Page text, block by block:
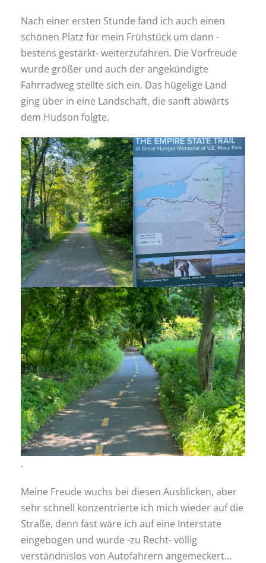
Nach einer ersten Stunde fand ich auch einen
schönen Platz für mein Frühstück um dann -
bestens gestärkt- weiterzufahren. Die Vorfreude
wurde größer und auch der angekündigte
Fahrradweg stellte sich ein. Das hügelige Land
ging über in eine Landschaft, die sanft abwärts
dem Hudson folgte.
.
Meine Freude wuchs bei diesen Ausblicken, aber
sehr schnell konzentrierte ich mich wieder auf die
Straße, denn fast wäre ich auf eine Interstate
eingebogen und wurde -zu Recht- völlig
verständnislos von Autofahrern angemeckert…